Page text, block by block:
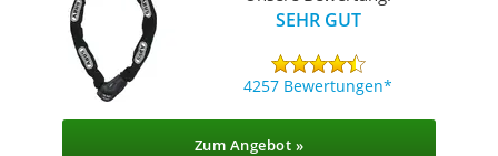
SEHR GUT
4257 Bewertungen
Zum Angebot »